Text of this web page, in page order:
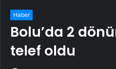
Haber
Bolu’da 2
telef oldu